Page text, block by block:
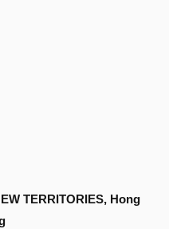
TERRITORIES, Hong